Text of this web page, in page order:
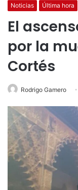
Noticias Última hora
El
por la
Cortés
Rodrigo Gamero